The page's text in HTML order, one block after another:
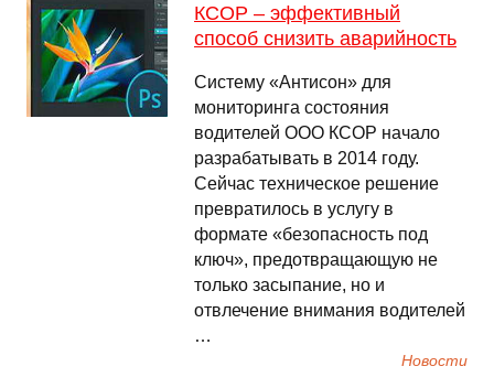
КСОР – эффективный
способ снизить аварийность
Систему «Антисон» для
мониторинга состояния
водителей ООО КСОР начало
разрабатывать в 2014 году.
Сейчас техническое решение
превратилось в услугу в
формате «безопасность под
ключ», предотвращающую не
только засыпание, но и
отвлечение внимания водителей
…
Новости